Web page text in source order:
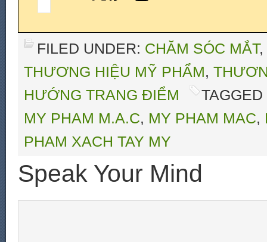
FILED UNDER: CHĂM SÓC MẮT,
THƯƠNG HIỆU MỸ PHẨM,
HƯỚNG TRANG ĐIỂM
MY PHAM M.A.C, MY PHAM MAC,
PHAM XACH TAY MY
Speak Your Mind